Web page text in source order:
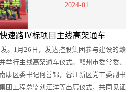
2024-01
速路Ⅳ标项目主线高架通车
。1月26日，发达控股集团参与建设的赣
行主线高架通车仪式。赣州市委常委、
康区委书记何善锦，蓉江新区党工委副书
团工程总监刘汪洋等出席仪式，共同见证